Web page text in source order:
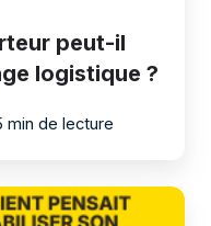
peut-il
logistique ?
min de lecture